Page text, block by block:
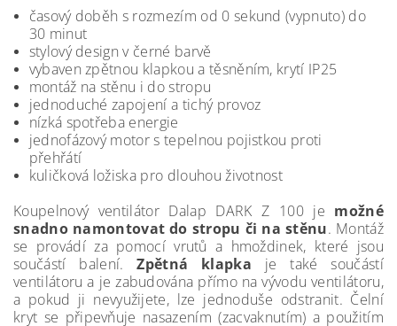
časový doběh s rozmezím od 0 sekund (vypnuto) do
30 minut
stylový design v černé barvě
vybaven zpětnou klapkou a těsněním, krytí IP25
montáž na stěnu i do stropu
jednoduché zapojení a tichý provoz
nízká spotřeba energie
jednofázový motor s tepelnou pojistkou proti
přehřátí
kuličková ložiska pro dlouhou životnost
Koupelnový ventilátor Dalap DARK Z 100 je možné
snadno namontovat do stropu či na stěnu. Montáž
se provádí za pomocí vrutů a hmoždinek, které jsou
součástí balení.Zpětná klapka je také součástí
ventilátoru a je zabudována přímo na vývodu ventilátoru,
a pokud ji nevyužijete, lze jednoduše odstranit. Čelní
kryt se připevňuje nasazením (zacvaknutím) a použitím